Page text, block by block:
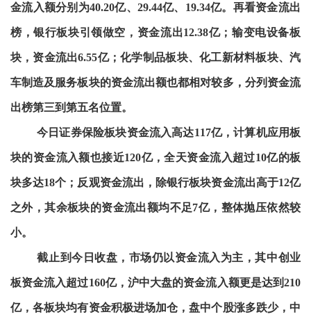
金流入额分别为40.20亿、29.44亿、19.34亿。再看资金流出
榜，银行板块引领做空，资金流出12.38亿；输变电设备板
块，资金流出6.55亿；化学制品板块、化工新材料板块、汽
车制造及服务板块的资金流出额也都相对较多，分列资金流
出榜第三到第五名位置。
今日证券保险板块资金流入高达117亿，计算机应用板
块的资金流入额也接近120亿，全天资金流入超过10亿的板
块多达18个；反观资金流出，除银行板块资金流出高于12亿
之外，其余板块的资金流出额均不足7亿，整体抛压依然较
小。
截止到今日收盘，市场仍以资金流入为主，其中创业
板资金流入超过160亿，沪中大盘的资金流入额更是达到210
亿，各板块均有资金积极进场加仓，盘中个股涨多跌少，中